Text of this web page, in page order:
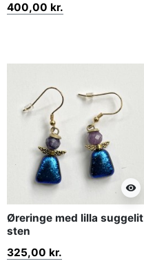
400,00 kr.
visibility
Øreringe med lilla suggelit
sten
325,00 kr.